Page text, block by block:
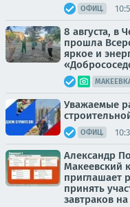
ОФИЦ.
8 августа, в
прошла
яркое и
Уважаемые
ОФИЦ.
Александр
Макеевский
приглашает
принять
завтраков